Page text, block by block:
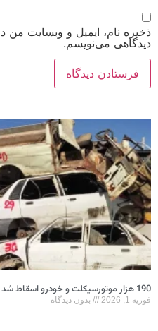
ذخیره نام، ایمیل و وبسایت من
دیدگاهی می‌نویسم.
190 هزار موتورسیکلت و خودرو اسقاط شد
فوریه 1, 2026 بدون دیدگاه